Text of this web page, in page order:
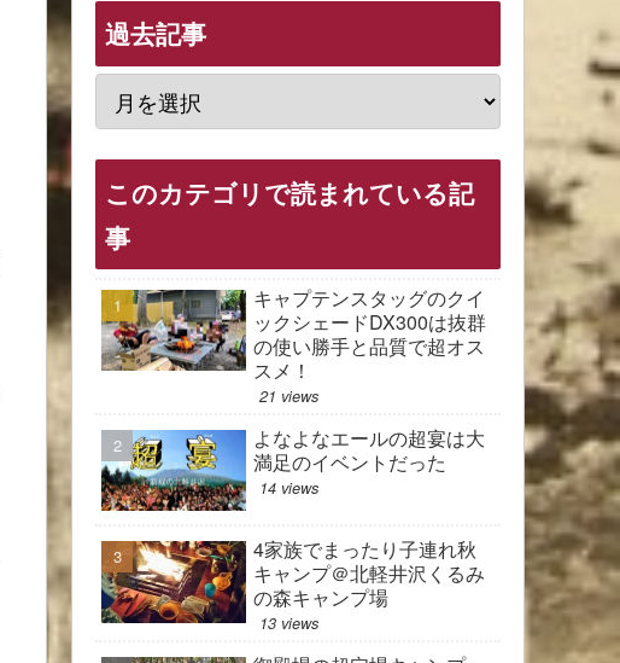
過去記事
このカテゴリで読まれている記
事
キャプテンスタッグのクイ
ックシェードDX300は抜群
の使い勝手と品質で超オス
スメ！
21 views
よなよなエールの超宴は大
満足のイベントだった
14 views
4家族でまったり子連れ秋
キャンプ＠北軽井沢くるみ
の森キャンプ場
13 views